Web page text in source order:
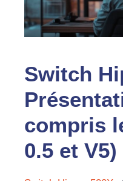
Switch
compris
0.5 et V5)